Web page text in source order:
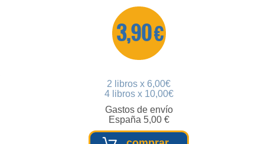
3,90 €
2 libros x 6,00€
4 libros x 10,00€
Gastos de envío
España 5,00 €